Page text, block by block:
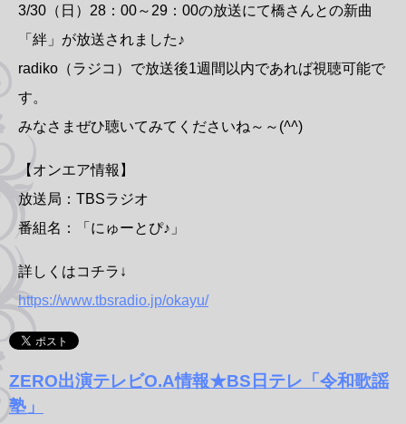
3/30（日）28：00～29：00の放送にて橋さんとの新曲
「絆」が放送されました♪
radiko（ラジコ）で放送後1週間以内であれば視聴可能で
す。
みなさまぜひ聴いてみてくださいね～～(^^)
【オンエア情報】
放送局：TBSラジオ
番組名：「にゅーとぴ♪」
詳しくはコチラ↓
https://www.tbsradio.jp/okayu/
ZERO出演テレビO.A情報★BS日テレ「令和歌謡
塾」